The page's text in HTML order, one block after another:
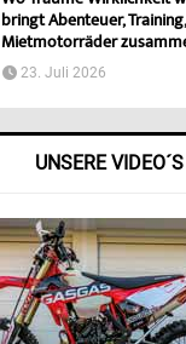
bringt Abenteuer,
Mietmotorräder
23. Juli 2026
UNSERE VIDEO´S